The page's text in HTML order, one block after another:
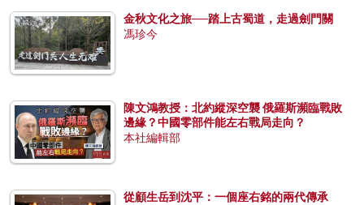
金秋文化之旅──踏上古蜀道，走過劍門關
馮珍今
陳文鴻教授：北約縱深空襲 俄羅斯瀕臨戰敗
邊緣？中國零部件能左右戰局走向？
本社編輯部
從顧生岳到沈平：一個座右銘的兩代傳承